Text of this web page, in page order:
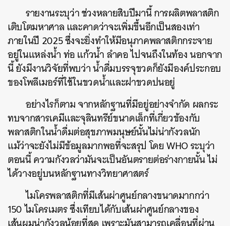
รายงานระบุว่า ช่วงหลายสิบปีมานี้ การผลิตพลาสติก
เติบโตมหาศาล และคาดว่าจะเพิ่มขึ้นอีกเป็นสองเท่า
ภายในปี 2025 ซึ่งจะยิ่งทำให้มีอนุภาคพลาสติกกระจาย
อยู่ในแหล่งน้ำ ท่อ แก้วน้ำ ลำคอ ไปจนถึงในท้อง นอกจาก
นี้ ยังมีงานวิจัยที่พบว่า น้ำดื่มบรรจุขวดก็ยังมีองค์ประกอบ
ของโพลีเมอร์ที่ใช้ในขวดน้ำและฝาขวดปนอยู่
อย่างไรก็ตาม จากหลักฐานที่มีอยู่อย่างจำกัด ผลกระ
ทบจากสารเคมีและจุลินทรีย์ขนาดเล็กที่เกี่ยวข้องกับ
พลาสติกในน้ำดื่มต่อสุขภาพมนุษย์นั้นไม่น่ากังวลนัก
แม้ว่าจะยังไม่มีข้อมูลมากพอที่จะสรุป โดย WHO ระบุว่า
ตอนนี้ ความกังวลว่ามันจะเป็นอันตรายต่อร่างกายนั้น ไม่
ได้วางอยู่บนหลักฐานทางวิทยาศาสตร์
ไมโครพลาสติกที่มีเส้นผ่าศูนย์กลางขนาดมากกว่า
150 ไมโครเมตร ซึ่งเทียบได้กับเส้นผ่าศูนย์กลางของ